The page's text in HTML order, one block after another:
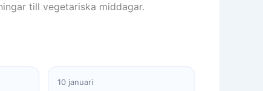
till vegetariska middagar.
10 januari